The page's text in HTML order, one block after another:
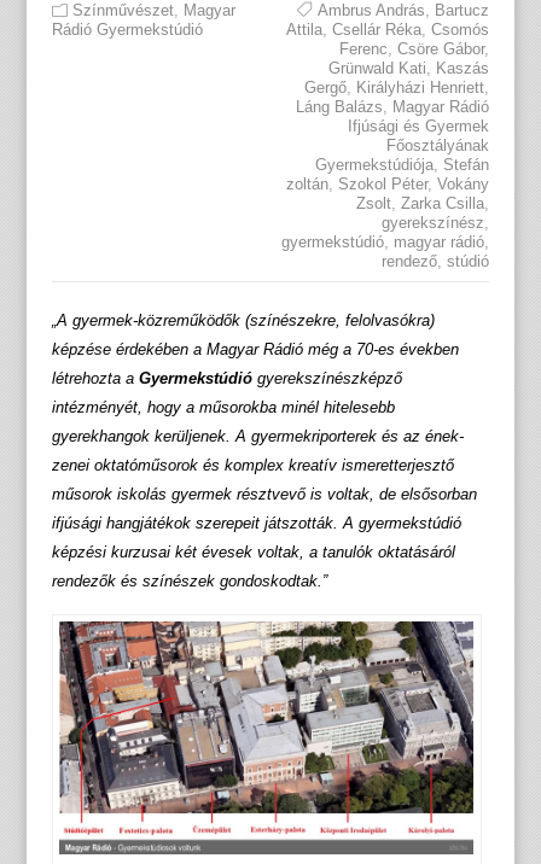
Színművészet, Magyar
Rádió Gyermekstúdió
Ambrus András, Bartucz
Attila,Csellár Réka,Csomós
Ferenc,Csöre Gábor,
Grünwald Kati, Kaszás
Gergő, Királyházi Henriett,
Láng Balázs, Magyar Rádió
Ifjúsági és Gyermek
Főosztályának
Gyermekstúdiója, Stefán
zoltán, Szokol Péter,Vokány
Zsolt,Zarka Csilla,
gyerekszínész,
gyermekstúdió, magyar rádió,
rendező,stúdió
„A gyermek-közreműködők (színészekre, felolvasókra)
képzése érdekében a Magyar Rádió még a 70-es években
létrehozta a Gyermekstúdiógyerekszínészképző
intézményét, hogy a műsorokba minél hitelesebb
gyerekhangok kerüljenek. A gyermekriporterek és az ének-
zenei oktatóműsorok és komplex kreatív ismeretterjesztő
műsorok iskolás gyermek résztvevő is voltak, de elsősorban
ifjúsági hangjátékok szerepeit játszották. A gyermekstúdió
képzési kurzusai két évesek voltak, a tanulók oktatásáról
rendezők és színészek gondoskodtak.”